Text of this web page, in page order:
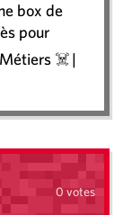
box de
pour
☠️ |
0 votes